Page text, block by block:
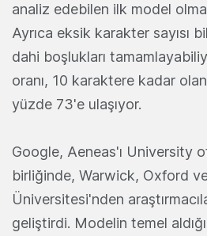
analiz edebilen ilk model
Ayrıca eksik karakter sayısı
dahi boşlukları
oranı, 10 karaktere kadar
yüzde 73'e ulaşıyor.
Google, Aeneas'ı University
birliğinde, Warwick, Oxford
Üniversitesi'nden
geliştirdi. Modelin temel